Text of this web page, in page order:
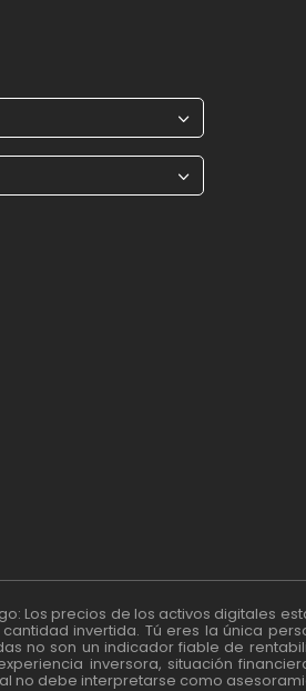
₺ TRY
Los precios de los activos digitales
invertida. Tú eres la única
no son un indicador fiable de
inversora, situación
no debe interpretarse como